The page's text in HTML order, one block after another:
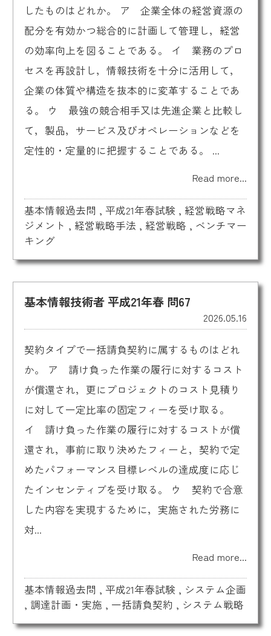
したものはどれか。 ア 企業全体の経営資源の
配分を有効かつ総合的に計画して管理し，経営
の効率向上を図ることである。 イ 業務のプロ
セスを再設計し，情報技術を十分に活用して，
企業の体質や構造を抜本的に変革することであ
る。 ウ 最強の競合相手又は先進企業と比較し
て，製品，サービス及びオペレーションなどを
定性的・定量的に把握することである。 ...
Read more...
基本情報過去問 , 平成21年春試験 , 経営戦略マネ
ジメント , 経営戦略手法 , 経営戦略 , ベンチマー
キング
基本情報技術者 平成21年春 問67
2026.05.16
契約タイプで一括請負契約に属するものはどれ
か。 ア 請け負った作業の履行に対するコスト
が償還され，更にプロジェクトのコスト見積り
に対して一定比率の固定フィーを受け取る。
イ 請け負った作業の履行に対するコストが償
還され，事前に取り決めたフィーと，契約で定
めたパフォーマンス目標レベルの達成度に応じ
たインセンティブを受け取る。 ウ 契約で合意
した内容を実現するために，実施された労務に
対...
Read more...
基本情報過去問 , 平成21年春試験 , システム企画
, 調達計画・実施 , 一括請負契約 , システム戦略